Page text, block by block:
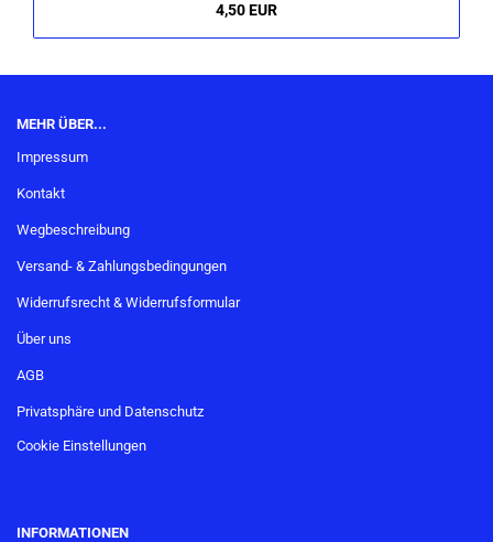
4,50 EUR
MEHR ÜBER...
Impressum
Kontakt
Wegbeschreibung
Versand- & Zahlungsbedingungen
Widerrufsrecht & Widerrufsformular
Über uns
AGB
Privatsphäre und Datenschutz
Cookie Einstellungen
INFORMATIONEN